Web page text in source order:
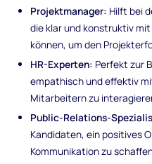
Projektmanager: Hilft bei
die klar und konstruktiv
können, um den
HR-Experten: Perfekt zur
empathisch und effektiv
Mitarbeitern zu
Public-Relations-
Kandidaten, ein positives
Kommunikation zu